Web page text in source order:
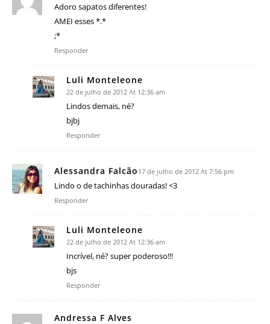
Adoro sapatos diferentes!
AMEI esses *.*
;*
Responder
Luli Monteleone
22 de julho de 2012 At 12:36 am
Lindos demais, né?
bjbj
Responder
Alessandra Falcão 17 de julho de 2012 At 7:56 pm
Lindo o de tachinhas douradas! <3
Responder
Luli Monteleone
22 de julho de 2012 At 12:36 am
Incrível, né? super poderoso!!!
bjs
Responder
Andressa F Alves